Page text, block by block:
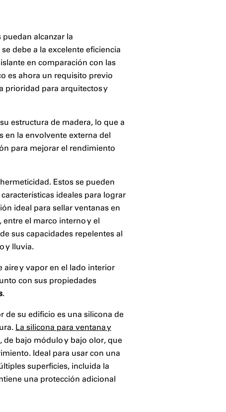
alcanzar la
debe a la excelente eficiencia
en comparación con las
es ahora un requisito previo
prioridad para arquitectos y
estructura de madera, lo que a
en la envolvente externa del
para mejorar el rendimiento
Estos se pueden
ideales para lograr
ideal para sellar ventanas en
el marco interno y el
sus capacidades repelentes al
y lluvia.
aire y vapor en el lado interior
con sus propiedades
.
de su edificio es una silicona de
La silicona para ventana y
bajo módulo y bajo olor, que
Ideal para usar con una
superficies, incluida la
una protección adicional